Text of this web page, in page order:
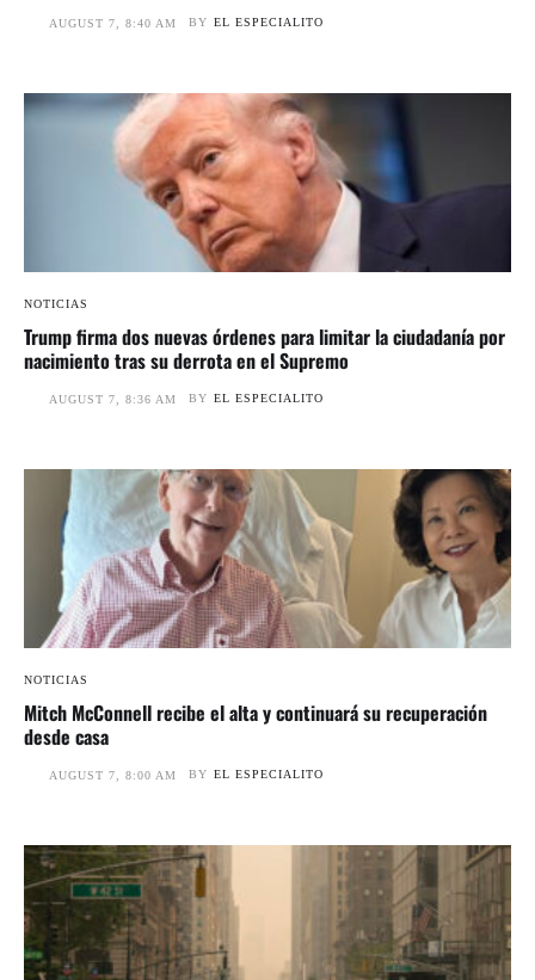
AUGUST 7, 8:40 AM BY EL ESPECIALITO
NOTICIAS
Trump firma dos nuevas órdenes para limitar la ciudadanía por
nacimiento tras su derrota en el Supremo
AUGUST 7, 8:36 AM BY EL ESPECIALITO
NOTICIAS
Mitch McConnell recibe el alta y continuará su recuperación
desde casa
AUGUST 7, 8:00 AM BY EL ESPECIALITO